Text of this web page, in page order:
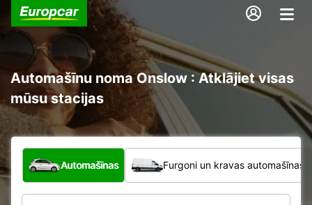
Automašīnu noma Onslow : Atklājiet visas
mūsu stacijas
Kāda veida transportlīdzeklis?
Automašīnas Furgoni un kravas automašīnas